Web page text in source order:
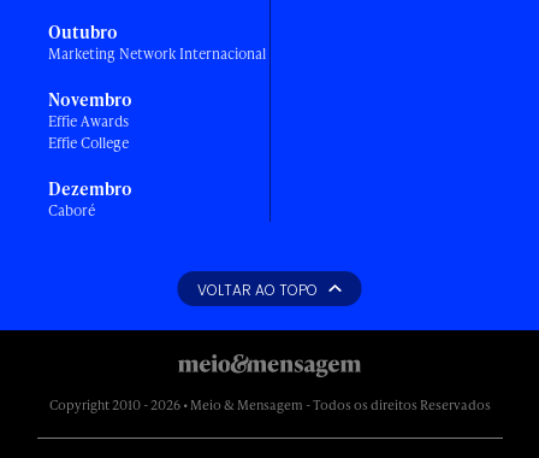
Outubro
Marketing Network Internacional
Novembro
Effie Awards
Effie College
Dezembro
Caboré
VOLTAR AO TOPO
Copyright 2010 - 2026 • Meio & Mensagem - Todos os direitos Reservados